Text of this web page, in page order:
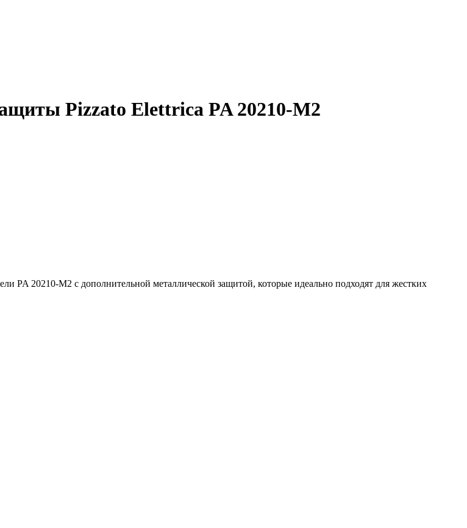
Pizzato Elettrica PA 20210-M2
PA 20210-M2 с дополнительной металлической защитой, которые идеально подходят для жестких